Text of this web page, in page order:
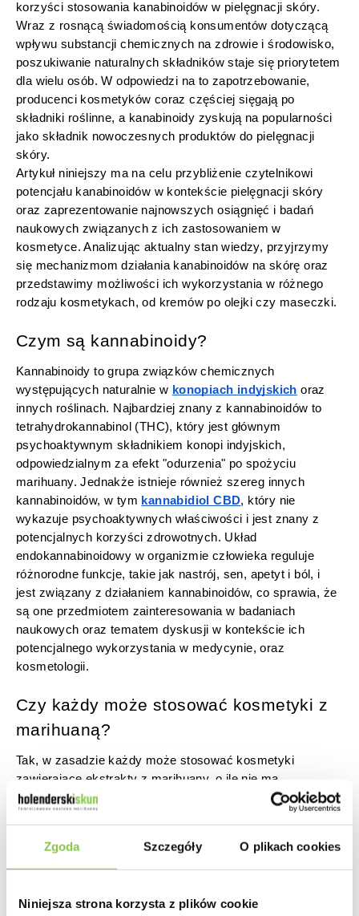
Zgoda Szczegóły O plikach cookies
Niniejsza strona korzysta z plików cookie
korzyści stosowania kanabinoidów w pielęgnacji skóry.
Wraz z rosnącą świadomością konsumentów dotyczącą
wpływu substancji chemicznych na zdrowie i środowisko,
poszukiwanie naturalnych składników staje się priorytetem
dla wielu osób. W odpowiedzi na to zapotrzebowanie,
producenci kosmetyków coraz częściej sięgają po
składniki roślinne, a kanabinoidy zyskują na popularności
jako składnik nowoczesnych produktów do pielęgnacji
skóry.
Artykuł niniejszy ma na celu przybliżenie czytelnikowi
potencjału kanabinoidów w kontekście pielęgnacji skóry
oraz zaprezentowanie najnowszych osiągnięć i badań
naukowych związanych z ich zastosowaniem w
kosmetyce. Analizując aktualny stan wiedzy, przyjrzymy
się mechanizmom działania kanabinoidów na skórę oraz
przedstawimy możliwości ich wykorzystania w różnego
rodzaju kosmetykach, od kremów po olejki czy maseczki.
Czym są kannabinoidy?
Kannabinoidy to grupa związków chemicznych
występujących naturalnie w konopiach indyjskich oraz
innych roślinach. Najbardziej znany z kannabinoidów to
tetrahydrokannabinol (THC), który jest głównym
psychoaktywnym składnikiem konopi indyjskich,
odpowiedzialnym za efekt "odurzenia" po spożyciu
marihuany. Jednakże istnieje również szereg innych
kannabinoidów, w tym kannabidiol CBD, który nie
wykazuje psychoaktywnych właściwości i jest znany z
potencjalnych korzyści zdrowotnych. Układ
endokannabinoidowy w organizmie człowieka reguluje
różnorodne funkcje, takie jak nastrój, sen, apetyt i ból, i
jest związany z działaniem kannabinoidów, co sprawia, że ​​
są one przedmiotem zainteresowania w badaniach
naukowych oraz tematem dyskusji w kontekście ich
potencjalnego wykorzystania w medycynie, oraz
kosmetologii.
Czy każdy może stosować kosmetyki z
marihuaną?
Tak, w zasadzie każdy może stosować kosmetyki
zawierające ekstrakty z marihuany, o ile nie ma
przeciwwskazań zdrowotnych lub alergii na składniki
aktywne. Wiele produktów kosmetycznych opartych na
głównych związków aktywnych występujących w
marihuanie, ale nie posiada psychoaktywnych właściwości
przeciwzapalne, przeciwutleniające i nawilżające, co